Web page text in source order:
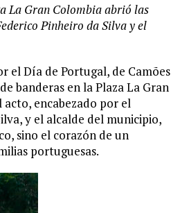
La Gran Colombia abrió las
Pinheiro da Silva y el
el Día de Portugal, de Camões
banderas en la Plaza La Gran
encabezado por el
y el alcalde del municipio,
sino el corazón de un
portuguesas.